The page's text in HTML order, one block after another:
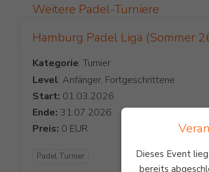
Dieses Event
bereits
Weitere Padel-Turniere
Hamburg Padel Liga (Sommer
Kategorie
Level: Anfänger, Fortgeschrittene
Start:
Ende:
Preis:
Padel Turnier